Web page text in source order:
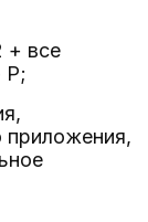
+ все
P;
приложения,